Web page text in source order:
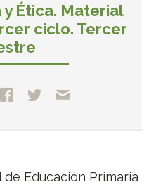
y Ética. Material
ciclo. Tercer
Educación Primaria